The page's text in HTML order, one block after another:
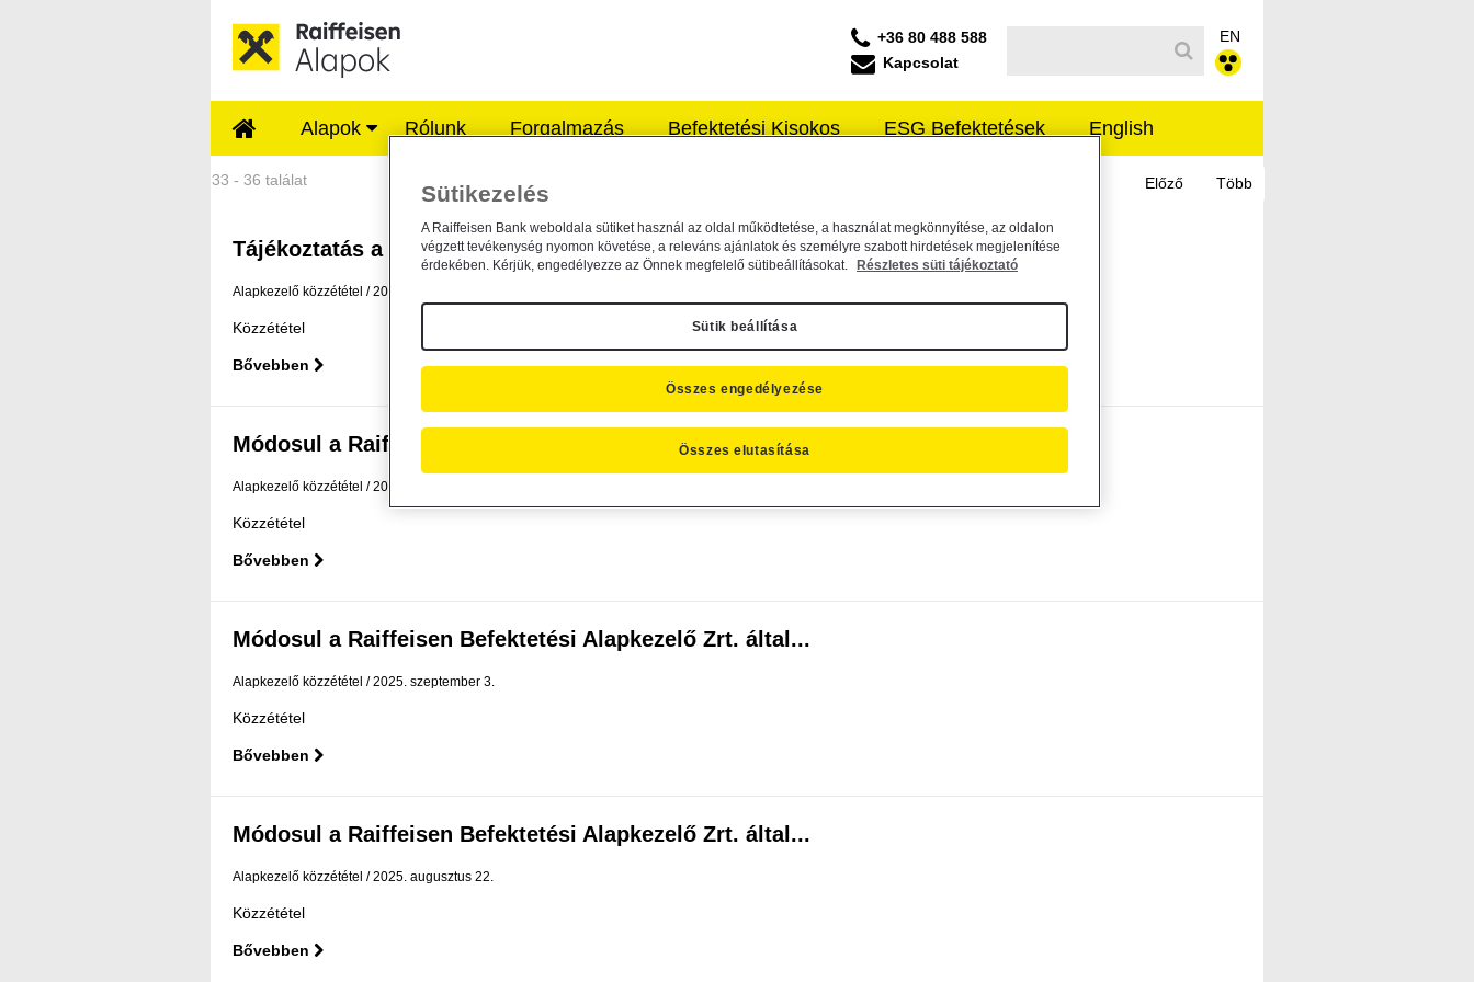
+36 80 488 588
Kapcsolat
EN
Alapok Rólunk Forgalmazás Befektetési Kisokos ESG Befektetések English
Közzétételek - Raiffeisen ALAPKEZELŐ
33 - 36 találat
Tájékoztatás a Raiffeisen Befektetési Alapkezelő Zrt....
Alapkezelő közzététel 2025. október 1.
Közzététel
Bővebben
Módosul a Raiffeisen Befektetési Alapkezelő Zrt. által...
Alapkezelő közzététel 2025. október 1.
Közzététel
Bővebben
Módosul a Raiffeisen Befektetési Alapkezelő Zrt. által...
Alapkezelő közzététel 2025. szeptember 3.
Közzététel
Bővebben
Módosul a Raiffeisen Befektetési Alapkezelő Zrt. által...
Alapkezelő közzététel 2025. augusztus 22.
Közzététel
Bővebben
Sütikezelés
A Raiffeisen Bank weboldala sütiket használ az oldal működtetése, a használat megkönnyítése, az oldalon
végzett tevékenység nyomon követése, a releváns ajánlatok és személyre szabott hirdetések megjelenítése
érdekében. Kérjük, engedélyezze az Önnek megfelelő sütibeállításokat.
Részletes süti tájékoztató
Sütik beállítása
Összes elutasítása
Összes engedélyezése